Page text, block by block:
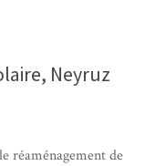
Neyruz
réaménagement de